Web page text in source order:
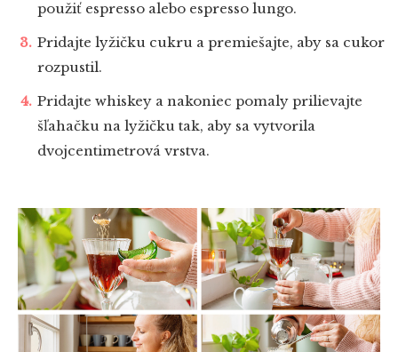
použiť espresso alebo espresso lungo.
Pridajte lyžičku cukru a premiešajte, aby sa cukor
rozpustil.
Pridajte whiskey a nakoniec pomaly prilievajte
šľahačku na lyžičku tak, aby sa vytvorila
dvojcentimetrová vrstva.